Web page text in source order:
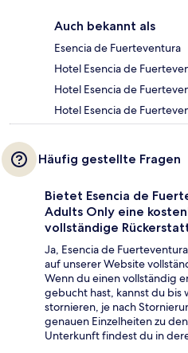
Auch bekannt als
Esencia de Fuerteventura
Hotel Esencia de
Hotel Esencia de
Hotel Esencia de
Häufig gestellte Fragen
Bietet Esencia de
Adults Only eine
vollständige
Ja, Esencia de
auf unserer Website
Wenn du einen vollständig
gebucht hast, kannst du bis
stornieren, je nach
genauen Einzelheiten zu
Unterkunft findest du in